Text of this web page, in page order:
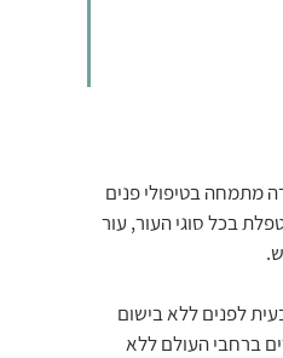
עפרה מתמחה בטיפולי פנים
בכל סוגי העור, עור
לפנים ללא בישום
ברחבי העולם ללא